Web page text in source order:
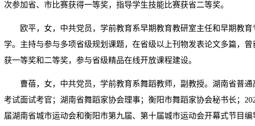
次参加省、市比赛获得一等奖，指导学生技能比赛获省二等奖。
欧平，女，中共党员，学前教育系早期教育教研室主任和早期教
学。主持与参与多项省级规划课题，在省级以上刊物发表论文多篇，
获一等奖和二等奖，参与省级精品在线开放课程建设。
曹蓓，女，中共党员，学前教育系舞蹈教师，副教授。湖南省普
考试面试考官；湖南省舞蹈家协会理事；衡阳市舞蹈家协会秘书长；
届湖南省城市运动会和衡阳市第九届、第十届城市运动会开幕式节目